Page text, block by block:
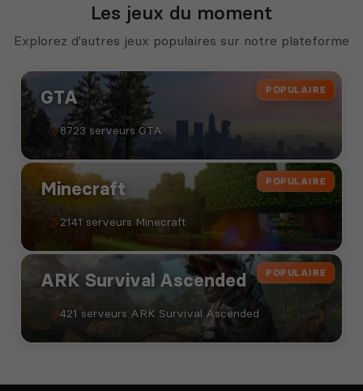
Les jeux du moment
Explorez d'autres jeux populaires sur notre plateforme
POPULAIRE
GTA
8723 serveurs GTA
POPULAIRE
Minecraft
2141 serveurs Minecraft
POPULAIRE
ARK Survival Ascended
421 serveurs ARK Survival Ascended